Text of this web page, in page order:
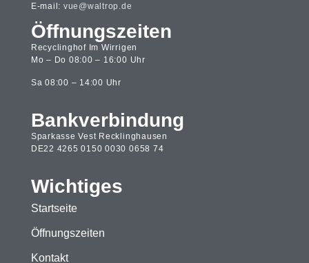
E-mail: vue@waltrop.de
Öffnungszeiten
Recyclinghof Im Wirrigen
Mo – Do 08:00 – 16:00 Uhr
Sa 08:00 – 14:00 Uhr
Bankverbindung
Sparkasse Vest Recklinghausen
DE22 4265 0150 0030 0658 74
Wichtiges
Startseite
Öffnungszeiten
Kontakt